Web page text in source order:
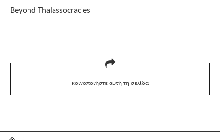
Beyond Thalassocracies
κοινοποιήστε αυτή τη σελίδα